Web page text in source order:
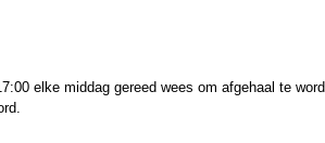
elke middag gereed wees om afgehaal te